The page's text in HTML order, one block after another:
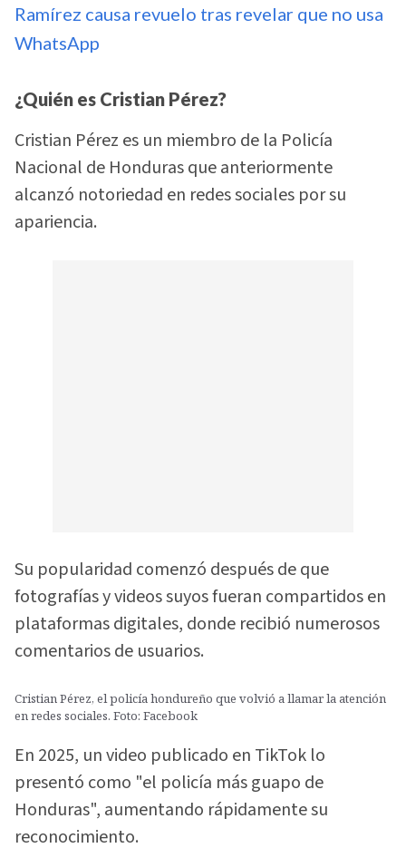
Ramírez causa revuelo tras revelar que no usa
WhatsApp
¿Quién es Cristian Pérez?
Cristian Pérez es un miembro de la Policía
Nacional de Honduras que anteriormente
alcanzó notoriedad en redes sociales por su
apariencia.
Su popularidad comenzó después de que
fotografías y videos suyos fueran compartidos en
plataformas digitales, donde recibió numerosos
comentarios de usuarios.
Cristian Pérez, el policía hondureño que volvió a llamar la atención
en redes sociales. Foto: Facebook
En 2025, un video publicado en TikTok lo
presentó como "el policía más guapo de
Honduras", aumentando rápidamente su
reconocimiento.